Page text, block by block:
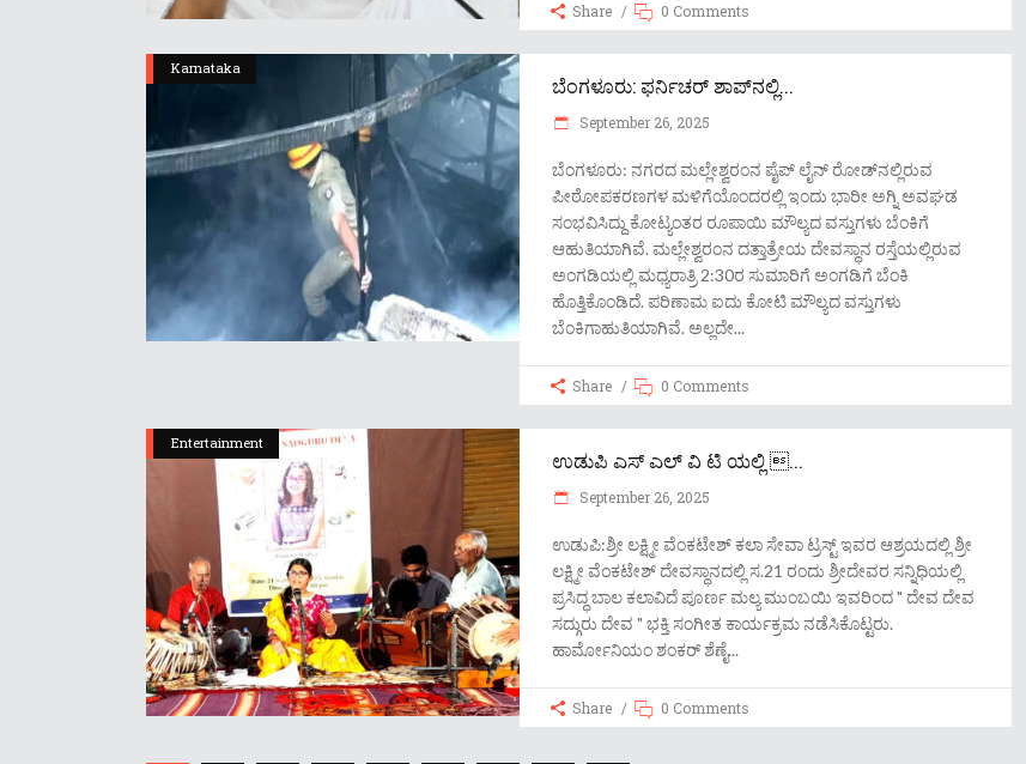
Share 0 Comments
Karnataka
ಬೆಂಗಳೂರು: ಫರ್ನಿಚರ್ ಶಾಪ್‍ನಲ್ಲಿ...
September 26, 2025
ಬೆಂಗಳೂರು: ನಗರದ ಮಲ್ಲೇಶ್ವರಂನ ಪೈಪ್ ಲೈನ್ ರೋಡ್‍ನಲ್ಲಿರುವ
ಪೀಠೋಪಕರಣಗಳ ಮಳಿಗೆಯೊಂದರಲ್ಲಿ ಇಂದು ಭಾರೀ ಅಗ್ನಿ ಅವಘಡ
ಸಂಭವಿಸಿದ್ದು ಕೋಟ್ಯಂತರ ರೂಪಾಯಿ ಮೌಲ್ಯದ ವಸ್ತುಗಳು ಬೆಂಕಿಗೆ
ಆಹುತಿಯಾಗಿವೆ. ಮಲ್ಲೇಶ್ವರಂನ ದತ್ತಾತ್ರೇಯ ದೇವಸ್ಥಾನ ರಸ್ತೆಯಲ್ಲಿರುವ
ಅಂಗಡಿಯಲ್ಲಿ ಮಧ್ಯರಾತ್ರಿ 2:30ರ ಸುಮಾರಿಗೆ ಅಂಗಡಿಗೆ ಬೆಂಕಿ
ಹೊತ್ತಿಕೊಂಡಿದೆ. ಪರಿಣಾಮ ಐದು ಕೋಟಿ ಮೌಲ್ಯದ ವಸ್ತುಗಳು
ಬೆಂಕಿಗಾಹುತಿಯಾಗಿವೆ. ಅಲ್ಲದೇ
Share 0 Comments
Entertainment
ಉಡುಪಿ ಎಸ್ ಎಲ್ ವಿ ಟಿ ಯಲ್ಲಿ ...
September 26, 2025
ಉಡುಪಿ:ಶ್ರೀ ಲಕ್ಷ್ಮೀ ವೆಂಕಟೇಶ್ ಕಲಾ ಸೇವಾ ಟ್ರಸ್ಟ್ ಇವರ ಆಶ್ರಯದಲ್ಲಿ ಶ್ರೀ
ಲಕ್ಷ್ಮೀ ವೆಂಕಟೇಶ್ ದೇವಸ್ಥಾನದಲ್ಲಿ ಸ.21 ರಂದು ಶ್ರೀದೇವರ ಸನ್ನಿಧಿಯಲ್ಲಿ
ಪ್ರಸಿದ್ಧ ಬಾಲ ಕಲಾವಿದೆ ಪೂರ್ಣ ಮಲ್ಯ ಮುಂಬಯಿ ಇವರಿಂದ " ದೇವ ದೇವ
ಸದ್ಗುರು ದೇವ " ಭಕ್ತಿ ಸಂಗೀತ ಕಾರ್ಯಕ್ರಮ ನಡೆಸಿಕೊಟ್ಟರು.
ಹಾರ್ಮೋನಿಯಂ ಶಂಕರ್ ಶೆಣೈ
Share 0 Comments